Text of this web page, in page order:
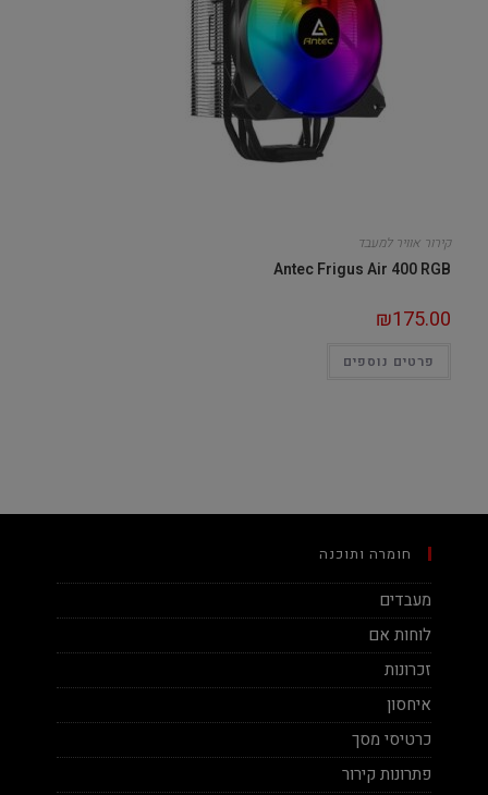
קירור אוויר למעבד
Antec Frigus Air 400 RGB
₪175.00
פרטים נוספים
חומרה ותוכנה
מעבדים
לוחות אם
זכרונות
איחסון
כרטיסי מסך
פתרונות קירור